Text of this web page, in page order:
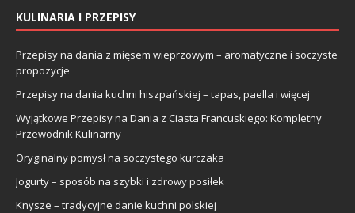
KULINARIA I PRZEPISY
Przepisy na dania z mięsem wieprzowym – aromatyczne i soczyste
propozycje
Przepisy na dania kuchni hiszpańskiej – tapas, paella i więcej
Wyjątkowe Przepisy na Dania z Ciasta Francuskiego: Kompletny
Przewodnik Kulinarny
Oryginalny pomysł na soczystego kurczaka
Jogurty – sposób na szybki i zdrowy posiłek
Knysze – tradycyjne danie kuchni polskiej